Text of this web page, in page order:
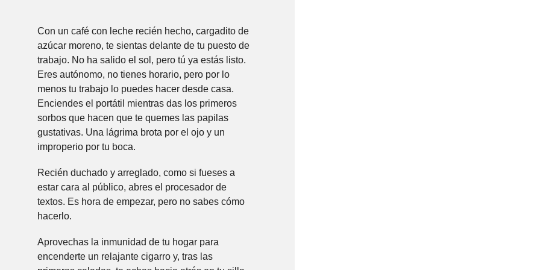
Con un café con leche recién hecho, cargadito de
azúcar moreno, te sientas delante de tu puesto de
trabajo. No ha salido el sol, pero tú ya estás listo.
Eres autónomo, no tienes horario, pero por lo
menos tu trabajo lo puedes hacer desde casa.
Enciendes el portátil mientras das los primeros
sorbos que hacen que te quemes las papilas
gustativas. Una lágrima brota por el ojo y un
improperio por tu boca.
Recién duchado y arreglado, como si fueses a
estar cara al público, abres el procesador de
textos. Es hora de empezar, pero no sabes cómo
hacerlo.
Aprovechas la inmunidad de tu hogar para
encenderte un relajante cigarro y, tras las